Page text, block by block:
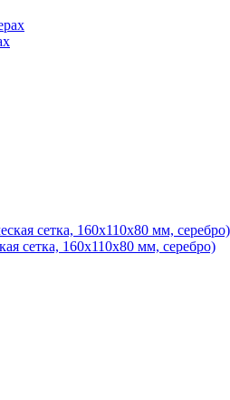
сетка, 160х110х80 мм, серебро)